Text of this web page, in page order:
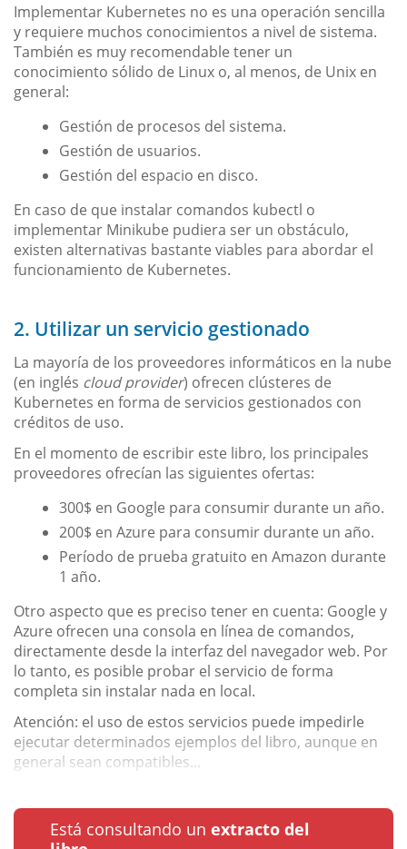
Implementar Kubernetes no es una operación sencilla
y requiere muchos conocimientos a nivel de sistema.
También es muy recomendable tener un
conocimiento sólido de Linux o, al menos, de Unix en
general:
Gestión de procesos del sistema.
Gestión de usuarios.
Gestión del espacio en disco.
En caso de que instalar comandos kubectl o
implementar Minikube pudiera ser un obstáculo,
existen alternativas bastante viables para abordar el
funcionamiento de Kubernetes.
2. Utilizar un servicio gestionado
La mayoría de los proveedores informáticos en la nube
(en inglés cloud provider) ofrecen clústeres de
Kubernetes en forma de servicios gestionados con
créditos de uso.
En el momento de escribir este libro, los principales
proveedores ofrecían las siguientes ofertas:
300$ en Google para consumir durante un año.
200$ en Azure para consumir durante un año.
Período de prueba gratuito en Amazon durante
1 año.
Otro aspecto que es preciso tener en cuenta: Google y
Azure ofrecen una consola en línea de comandos,
directamente desde la interfaz del navegador web. Por
lo tanto, es posible probar el servicio de forma
completa sin instalar nada en local.
Atención: el uso de estos servicios puede impedirle
ejecutar determinados ejemplos del libro, aunque en
general sean compatibles...
Está consultando un extracto del